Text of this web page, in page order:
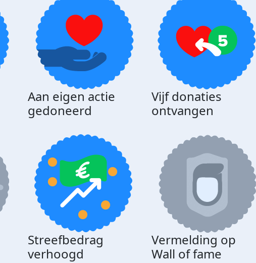
Aan eigen actie
gedoneerd
Vijf donaties
ontvangen
Streefbedrag
verhoogd
Vermelding op
Wall of fame